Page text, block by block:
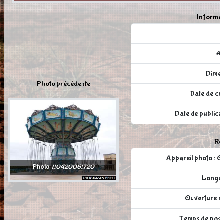
Photo précédente
Photo110420061720
Date de
Date de
Appareil photo :
Ouverture
Temps de